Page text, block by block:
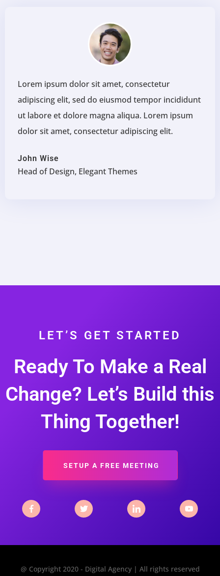
Lorem ipsum dolor sit amet, consectetur
adipiscing elit, sed do eiusmod tempor incididunt
ut labore et dolore magna aliqua. Lorem ipsum
dolor sit amet, consectetur adipiscing elit.
John Wise
Head of Design, Elegant Themes
LET’S GET STARTED
Ready To Make a Real
Change? Let’s Build this
Thing Together!
SETUP A FREE MEETING
@ Copyright 2020 - Digital Agency | All rights reserved